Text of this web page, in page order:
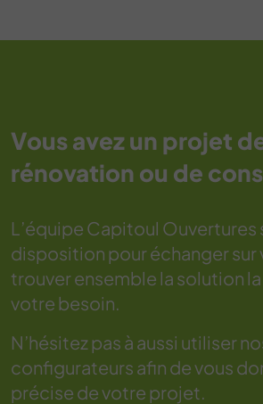
Vous avez un projet
rénovation ou de
L’équipe Capitoul Ouvertures
disposition pour échanger
trouver ensemble la solution
votre besoin.
N’hésitez pas à aussi utiliser
configurateurs afin de vous
précise de votre projet.